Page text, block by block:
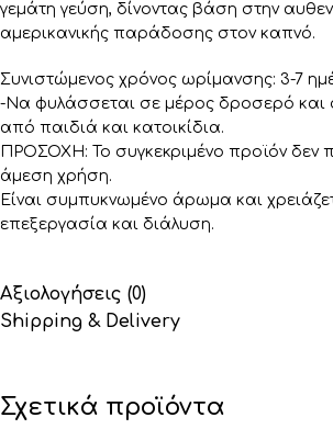
γεμάτη γεύση, δίνοντας βάση στην
αμερικανικής παράδοσης στον καπνό.
Συνιστώμενος χρόνος ωρίμανσης: 3-7
-Να φυλάσσεται σε μέρος δροσερό και
από παιδιά και κατοικίδια.
ΠΡΟΣΟΧΗ: Το συγκεκριμένο προϊόν δεν
άμεση χρήση.
Είναι συμπυκνωμένο άρωμα και
επεξεργασία και διάλυση.
Αξιολογήσεις (0)
Shipping & Delivery
Σχετικά προϊόντα